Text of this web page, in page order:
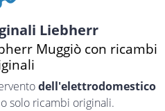
Liebherr
Muggiò con ricambi
dell'elettrodomestico
solo ricambi originali.